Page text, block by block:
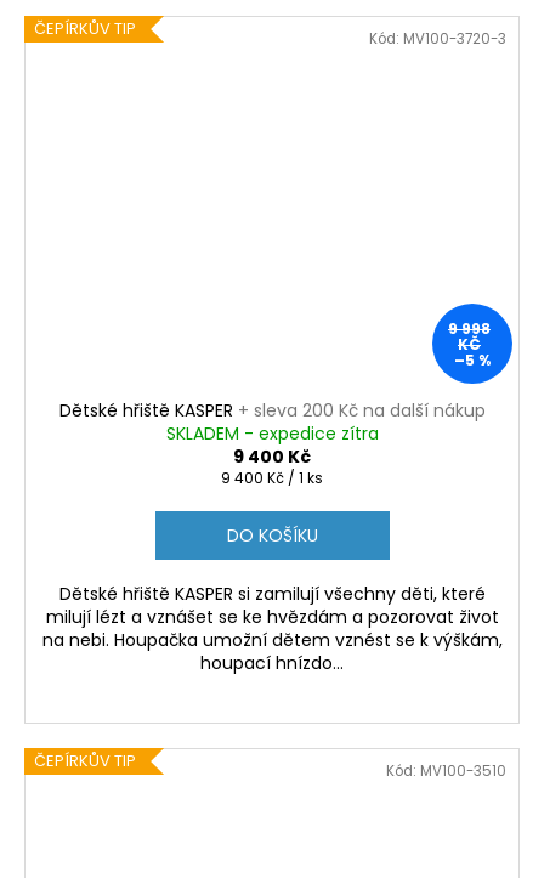
ČEPÍRKŮV TIP
9 998
KČ
–5 %
Dětské hřiště KASPER + sleva 200 Kč na další nákup
SKLADEM - expedice zítra
9 400 Kč
Měrná
9 400 Kč / 1 ks
DO KOŠÍKU
Dětské hřiště KASPER si zamilují všechny děti, které
milují lézt a vznášet se ke hvězdám a pozorovat život
na nebi. Houpačka umožní dětem vznést se k výškám,
houpací hnízdo...
Kód: MV100-3720-3
ČEPÍRKŮV TIP Kód: MV100-3510